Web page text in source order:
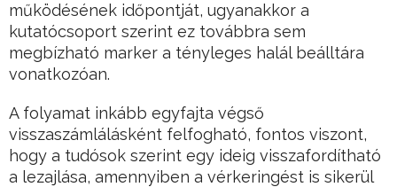
működésének időpontját, ugyanakkor a
kutatócsoport szerint ez továbbra sem
megbízható marker a tényleges halál beálltára
vonatkozóan.
A folyamat inkább egyfajta végső
visszaszámlálásként felfogható, fontos viszont,
hogy a tudósok szerint egy ideig visszafordítható
a lezajlása, amennyiben a vérkeringést is sikerül